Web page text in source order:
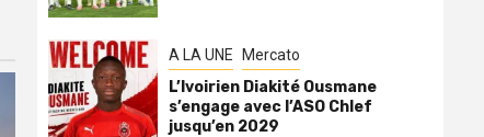
A LA UNE Mercato
L’Ivoirien Diakité Ousmane
s’engage avec l’ASO Chlef
jusqu’en 2029